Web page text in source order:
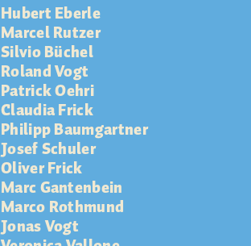
Hubert Eberle
Marcel Rutzer
Silvio Büchel
Roland Vogt
Patrick Oehri
Claudia Frick
Philipp Baumgartner
Josef Schuler
Oliver Frick
Marc Gantenbein
Marco Rothmund
Jonas Vogt